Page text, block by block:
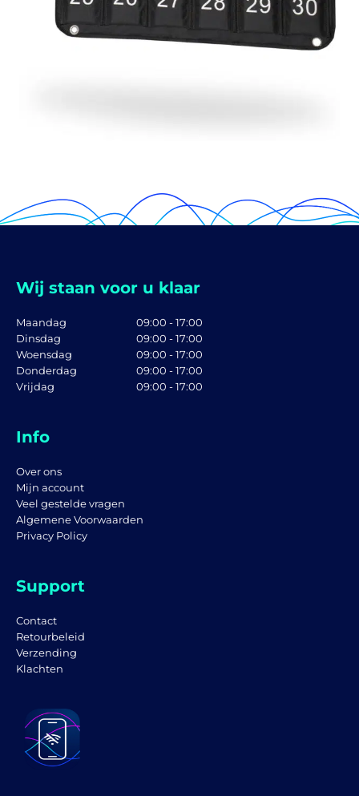
Wij staan voor u klaar
Maandag
09:00 - 17:00
Dinsdag
09:00 - 17:00
Woensdag
09:00 - 17:00
Donderdag
09:00 - 17:00
Vrijdag
09:00 - 17:00
Info
Over ons
Mijn account
Veel gestelde vragen
Algemene Voorwaarden
Privacy Policy
Support
Contact
Retourbeleid
Verzending
Klachten